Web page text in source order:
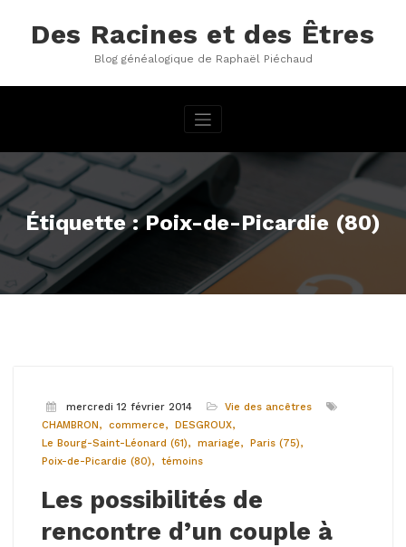
contenuDes Racines et des Êtres
Blog généalogique de Raphaël Piéchaud
Étiquette : Poix-de-Picardie (80)
mercredi 12 février 2014
Vie des ancêtres
CHAMBRON
commerce
DESGROUX
Le Bourg-Saint-Léonard (61)
mariage
Paris (75)
Poix-de-Picardie (80)
témoins
Les possibilités de
rencontre d’un couple à